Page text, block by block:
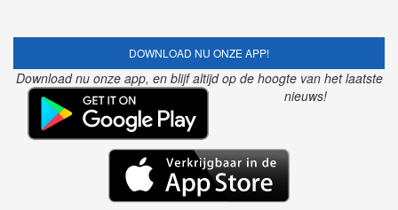
DOWNLOAD NU ONZE APP!
Download nu onze app, en blijf altijd op de hoogte van het laatste
nieuws!